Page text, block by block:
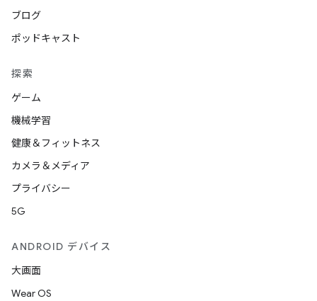
ブログ
ポッドキャスト
探索
ゲーム
機械学習
健康＆フィットネス
カメラ＆メディア
プライバシー
5G
ANDROID デバイス
大画面
Wear OS